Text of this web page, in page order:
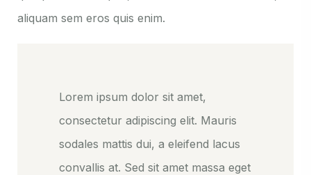
aliquam sem eros quis enim.
Lorem ipsum dolor sit amet,
consectetur adipiscing elit. Mauris
sodales mattis dui, a eleifend lacus
convallis at. Sed sit amet massa eget